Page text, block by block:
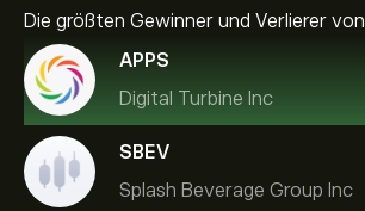
Die größten Gewinner und Verlierer
APPS
Digital Turbine Inc
SBEV
Splash Beverage Group Inc